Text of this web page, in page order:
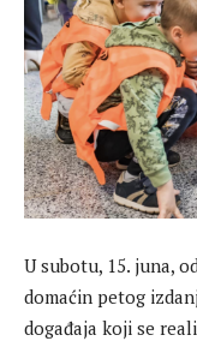
U subotu, 15. juna,
domaćin petog
događaja koji se